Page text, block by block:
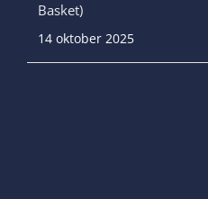
Basket)
14 oktober 2025